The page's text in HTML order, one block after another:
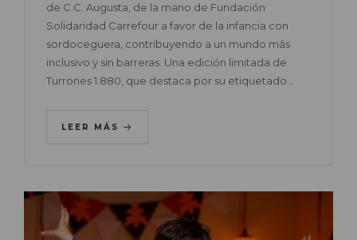
de C.C. Augusta, de la mano de Fundación
Solidaridad Carrefour a favor de la infancia con
sordoceguera, contribuyendo a un mundo más
inclusivo y sin barreras. Una edición limitada de
Turrones 1.880, que destaca por su etiquetado…
LEER MÁS